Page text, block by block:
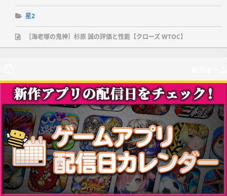
星2
［海老塚の鬼神］杉原 誠の評価と性能【クローズ WTOC】